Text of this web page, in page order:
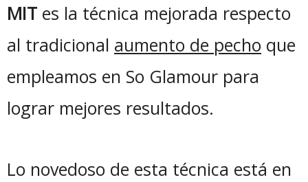
MIT es la técnica mejorada respecto
al tradicional aumento de pecho que
empleamos en So Glamour para
lograr mejores resultados.
Lo novedoso de esta técnica está en